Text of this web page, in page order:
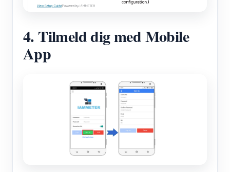
4. Tilmeld dig med Mobile
App